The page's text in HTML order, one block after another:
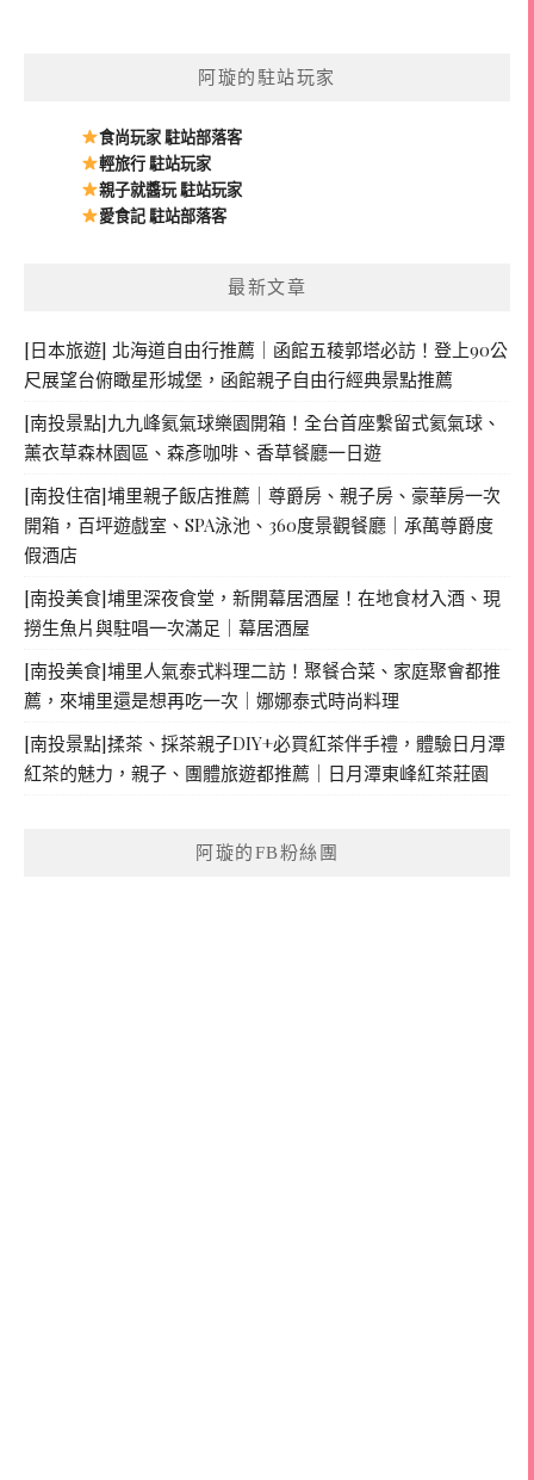
阿璇的駐站玩家
食尚玩家 駐站部落客
輕旅行 駐站玩家
親子就醬玩 駐站玩家
愛食記 駐站部落客
最新文章
[日本旅遊] 北海道自由行推薦｜函館五稜郭塔必訪！登上90公
尺展望台俯瞰星形城堡，函館親子自由行經典景點推薦
[南投景點]九九峰氦氣球樂園開箱！全台首座繫留式氦氣球、
薰衣草森林園區、森彥咖啡、香草餐廳一日遊
[南投住宿]埔里親子飯店推薦｜尊爵房、親子房、豪華房一次
開箱，百坪遊戲室、SPA泳池、360度景觀餐廳｜承萬尊爵度
假酒店
[南投美食]埔里深夜食堂，新開幕居酒屋！在地食材入酒、現
撈生魚片與駐唱一次滿足｜幕居酒屋
[南投美食]埔里人氣泰式料理二訪！聚餐合菜、家庭聚會都推
薦，來埔里還是想再吃一次｜娜娜泰式時尚料理
[南投景點]揉茶、採茶親子DIY+必買紅茶伴手禮，體驗日月潭
紅茶的魅力，親子、團體旅遊都推薦｜日月潭東峰紅茶莊園
阿璇的FB粉絲團